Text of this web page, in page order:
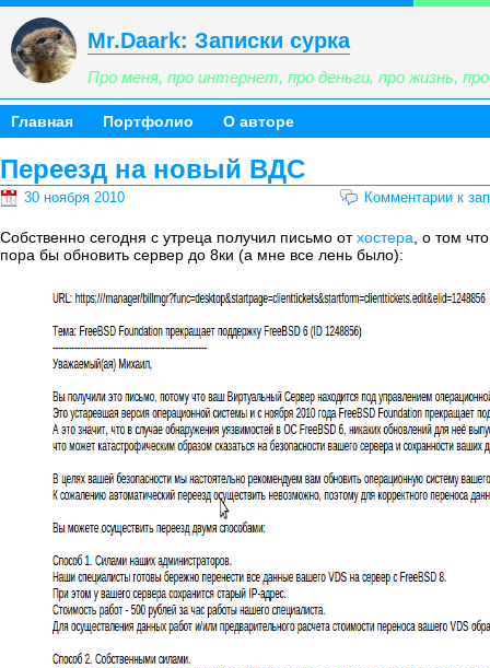
Mr.Daark: Записки сурка
Про меня, про интернет, про деньги, про жизнь,
Главная Портфолио О авторе
Переезд на новый ВДС
30 ноября 2010 Комментарии к
Собственно сегодня с утреца получил письмо отхостера , о том
пора бы обновить сервер до 8ки (а мне все лень было):